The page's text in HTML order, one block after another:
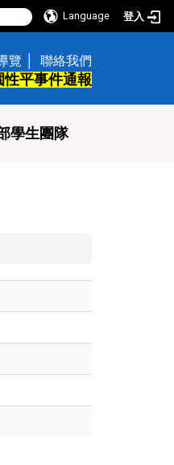
Language 登入
覽
聯絡我們
性平事件通報
學生團隊